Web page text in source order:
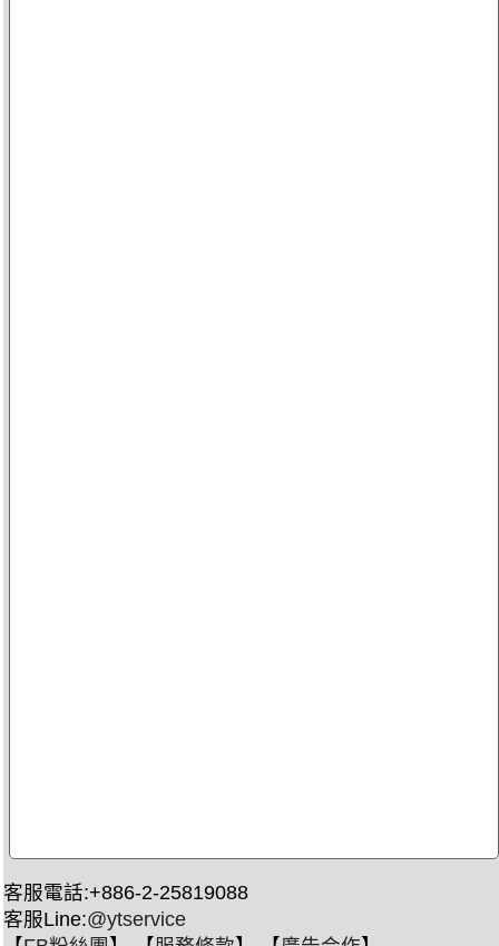
客服電話:+886-2-25819088
客服Line:@ytservice